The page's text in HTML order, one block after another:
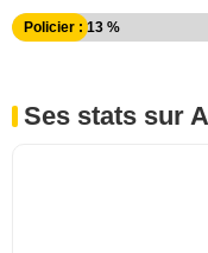
Policier : 13 %
Ses stats sur